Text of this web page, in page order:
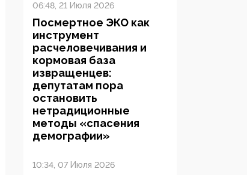
06:48, 21 Июля 2026
Посмертное ЭКО как
инструмент
расчеловечивания и
кормовая база
извращенцев:
депутатам пора
остановить
нетрадиционные
методы «спасения
демографии»
10:34, 07 Июля 2026